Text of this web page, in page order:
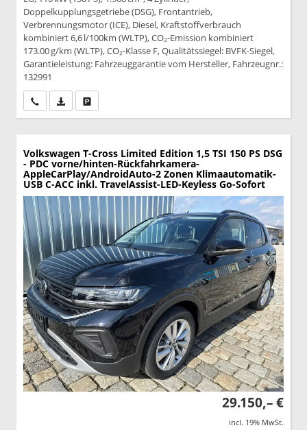
Doppelkupplungsgetriebe (DSG), Frontantrieb,
Verbrennungsmotor (ICE), Diesel, Kraftstoffverbrauch
kombiniert 6,6 l/100km (WLTP), CO₂-Emission kombiniert
173.00 g/km (WLTP), CO₂-Klasse F, Qualitätssiegel: BVFK-Siegel,
Garantieleistung: Fahrzeuggarantie vom Hersteller, Fahrzeugnr.:
132991
Wir rufen Sie anPDF-Datei, Fahrzeugexposé drucken
Volkswagen T-Cross Limited Edition 1,5 TSI 150 PS DSG
- PDC vorne/hinten-Rückfahrkamera-
AppleCarPlay/AndroidAuto-2 Zonen Klimaautomatik-
USB C-ACC inkl. TravelAssist-LED-Keyless Go-Sofort
29.150,– €
incl. 19% MwSt.